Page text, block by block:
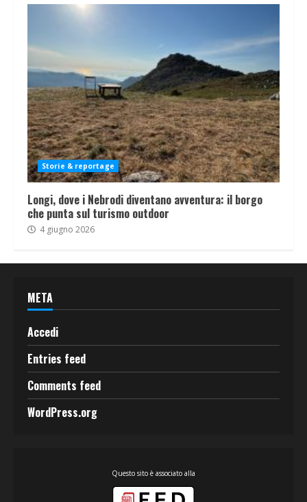
Storie & reportage
Longi, dove i Nebrodi diventano avventura: il borgo
che punta sul turismo outdoor
4 giugno 2026
META
Accedi
Entries feed
Comments feed
WordPress.org
Questo sito è associato alla